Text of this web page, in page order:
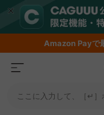
AmazonPayで
ここに入力して、［↵］